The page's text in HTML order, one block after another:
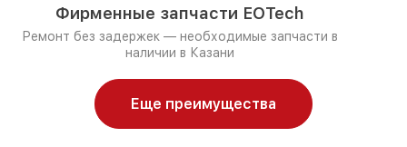
Фирменные запчасти EOTech
Ремонт без задержек — необходимые запчасти в
наличии в Казани
Еще преимущества